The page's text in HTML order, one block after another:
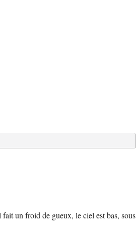
un froid de gueux, le ciel est bas, sous